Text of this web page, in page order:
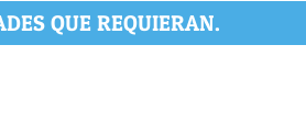
QUE REQUIERAN.